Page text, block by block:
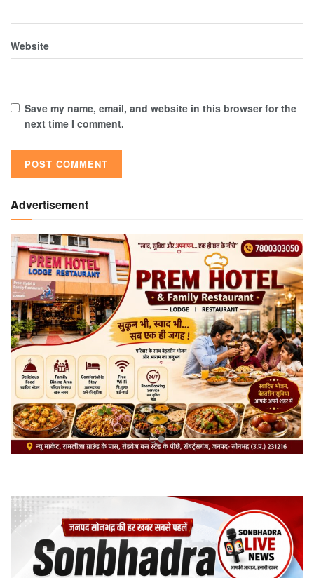
Website
Save my name, email, and website in this browser for the
next time I comment.
Advertisement